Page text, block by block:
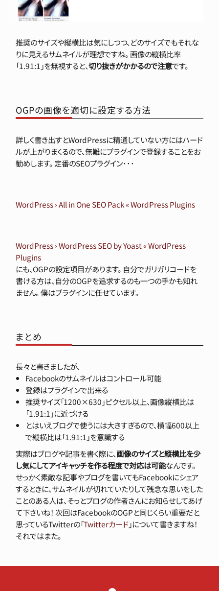
推奨のサイズや縦横比は気にしつつ、どのサイズでもそれな
りに見えるサムネイルが理想ですね。 画像の縦横比率
「1.91:1」を無視すると、切り抜きがかかるので注意です。
OGPの画像を適切に設定する方法
詳しく書き出すとWordPressに精通していない方にはハード
ルが上がりまくるので、無難にプラグインで登録することをお
勧めします。 定番のSEOプラグイン･･･
WordPress › All in One SEO Pack « WordPress Plugins
WordPress › WordPress SEO by Yoast « WordPress
Plugins
にも、OGPの設定項目があります。 自分でガリガリコードを
書ける方は、自分のOGPを追求するのも一つの手かも知れ
ません。 僕はプラグインに任せています。
まとめ
長々と書きましたが、
Facebookのサムネイルはコントロール可能
登録はプラグインで出来る
推奨サイズ「1200×630」ピクセル以上、画像縦横比は
「1.91:1」に近づける
とはいえブログで使うには大きすぎるので、横幅600以上
で縦横比は「1.91:1」を意識する
実際はブログや記事を書く際に、画像のサイズと縦横比を少
し気にしてアイキャッチを作る程度で対応は可能なんです。
せっかく素敵な記事やブログを書いてもFacebookにシェア
するときに、サムネイルが切れていたりして残念な思いをした
ことのある人は、そっとブログの作者さんにお知らせしてあげ
て下さいね！ 次回はFacebookのOGPと同じくらい重要だと
思っているTwitterの「Twitterカード」について書きますね！
それではまた。